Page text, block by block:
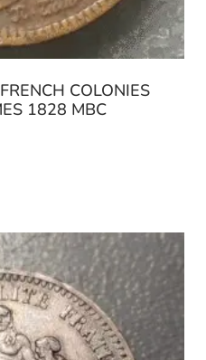
COLONIES
1828 MBC